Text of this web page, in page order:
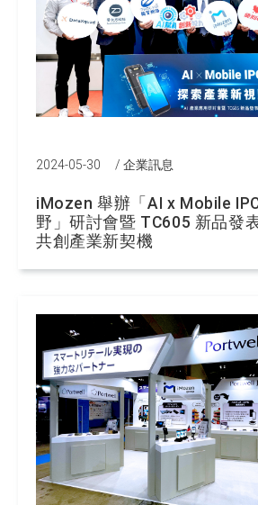
2024-05-30 / 企業訊息
iMozen 舉辦「AI x Mobile
野」研討會暨 TC605 新品發
共創產業新契機